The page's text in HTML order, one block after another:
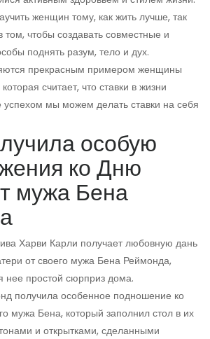
женщин тому, как жить лучше, так
том, чтобы создавать совместные и
поднять разум, тело и дух.
прекрасным примером женщины
считает, что ставки в жизни
успехом мы можем делать ставки на себя
особую
ко Дню
мужа Бена
Харви Карли получает любовную дань
от своего мужа Бена Реймонда,
нее простой сюрприз дома.
получила особенное подношение ко
мужа Бена, который заполнил стол в их
и открытками, сделанными